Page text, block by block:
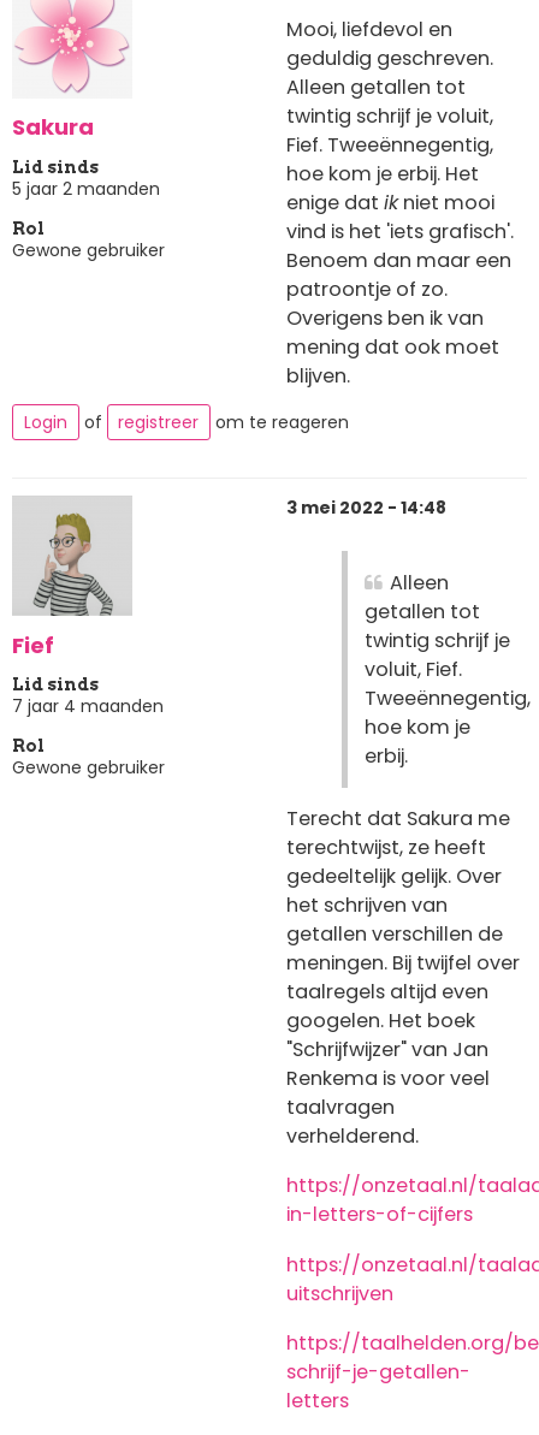
Sakura
Lid sinds
5 jaar 2 maanden
Rol
Gewone gebruiker
Mooi, liefdevol en
geduldig geschreven.
Alleen getallen tot
twintig schrijf je voluit,
Fief. Tweeënnegentig,
hoe kom je erbij. Het
enige dat ikniet mooi
vind is het 'iets grafisch'.
Benoem dan maar een
patroontje of zo.
Overigens ben ik van
mening dat ook moet
blijven.
Login of registreer om te reageren
Fief
Lid sinds
7 jaar 4 maanden
Rol
Gewone gebruiker
3 mei 2022 - 14:48
Alleen
getallen tot
twintig schrijf je
voluit, Fief.
Tweeënnegentig,
hoe kom je
erbij.
Terecht dat Sakura me
terechtwijst, ze heeft
gedeeltelijk gelijk. Over
het schrijven van
getallen verschillen de
meningen. Bij twijfel over
taalregels altijd even
googelen. Het boek
"Schrijfwijzer" van Jan
Renkema is voor veel
taalvragen
verhelderend.
https://onzetaal.nl/
in-letters-of-cijfers
https://onzetaal.nl/
uitschrijven
https://taalhelden.org/
schrijf-je-getallen-
letters